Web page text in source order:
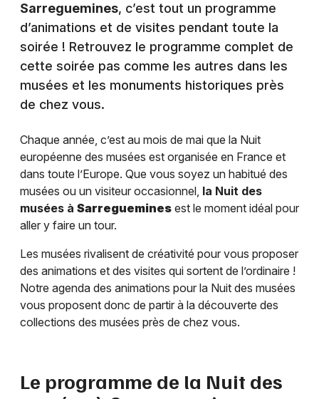
Sarreguemines, c’est tout un programme
d’animations et de visites pendant toute la
soirée ! Retrouvez le programme complet de
cette soirée pas comme les autres dans les
musées et les monuments historiques près
de chez vous.
Chaque année, c’est au mois de mai que la Nuit
européenne des musées est organisée en France et
dans toute l’Europe. Que vous soyez un habitué des
musées ou un visiteur occasionnel, la Nuit des
musées à Sarreguemines est le moment idéal pour
aller y faire un tour.
Les musées rivalisent de créativité pour vous proposer
des animations et des visites qui sortent de l’ordinaire !
Notre agenda des animations pour la Nuit des musées
vous proposent donc de partir à la découverte des
collections des musées près de chez vous.
Le programme de la Nuit des